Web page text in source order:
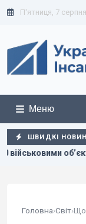
П'ятниця, 7
Меню
ШВИДКІ
в Білорусі
Головна›Світ›